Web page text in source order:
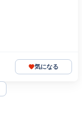
気になる